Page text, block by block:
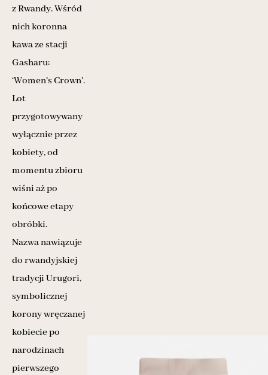
z Rwandy. Wśród
nich koronna
kawa ze stacji
Gasharu:
‘Women’s Crown’.
Lot
przygotowywany
wyłącznie przez
kobiety, od
momentu zbioru
wiśni aż po
końcowe etapy
obróbki.
Nazwa nawiązuje
do rwandyjskiej
tradycji Urugori,
symbolicznej
korony wręczanej
kobiecie po
narodzinach
pierwszego